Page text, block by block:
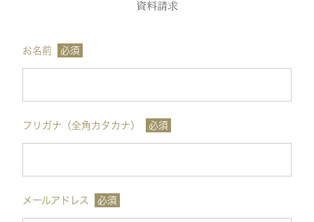
資料請求
お名前 必須
フリガナ（全角カタカナ） 必須
メールアドレス 必須